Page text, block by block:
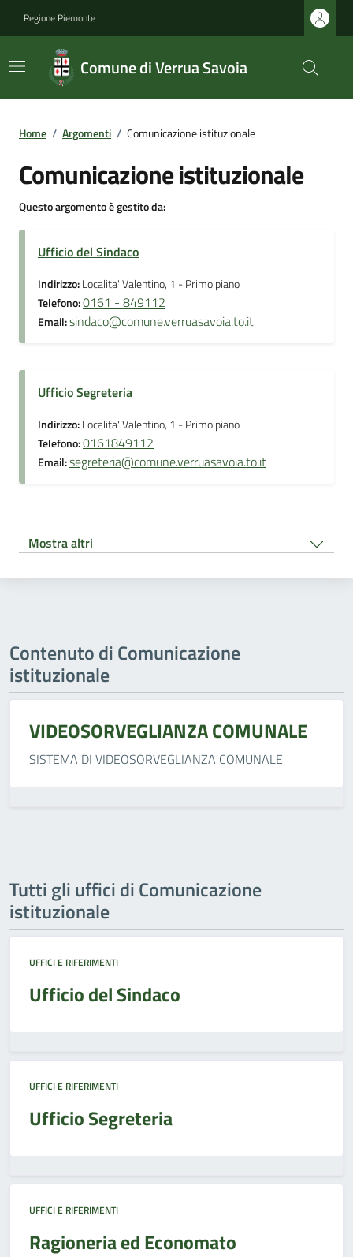
Regione Piemonte
Comune di Verrua Savoia
Home / Argomenti / Comunicazione istituzionale
Comunicazione istituzionale
Questo argomento è gestito da:
Ufficio del Sindaco
Indirizzo:Localita' Valentino, 1 - Primo piano
Telefono:0161 - 849112
Email:sindaco@comune.verruasavoia.to.it
Ufficio Segreteria
Indirizzo:Localita' Valentino, 1 - Primo piano
Telefono:0161849112
Email:segreteria@comune.verruasavoia.to.it
Mostra altri
Contenuto di Comunicazione
istituzionale
VIDEOSORVEGLIANZA COMUNALE
SISTEMA DI VIDEOSORVEGLIANZA COMUNALE
Tutti gli uffici di Comunicazione
istituzionale
UFFICI E RIFERIMENTI
Ufficio del Sindaco
UFFICI E RIFERIMENTI
Ufficio Segreteria
UFFICI E RIFERIMENTI
Ragioneria ed Economato